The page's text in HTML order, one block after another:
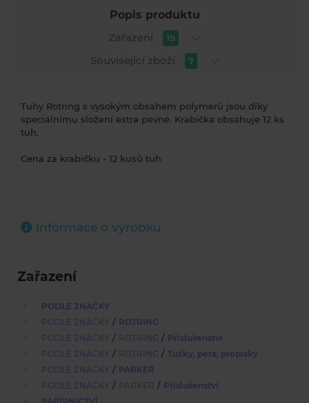
Popis produktu
Zařazení
19
Související zboží 7
Tuhy Rotring s vysokým obsahem polymerů jsou díky
speciálnímu složení extra pevné. Krabička obsahuje 12 ks
tuh.
Cena za krabičku - 12 kusů tuh
Informace o výrobku
Zařazení
PODLE ZNAČKY
PODLE ZNAČKY / ROTRING
PODLE ZNAČKY / ROTRING / Příslušenství
PODLE ZNAČKY / ROTRING / Tužky, pera, propisky
PODLE ZNAČKY / PARKER
PODLE ZNAČKY / PARKER / Příslušenství